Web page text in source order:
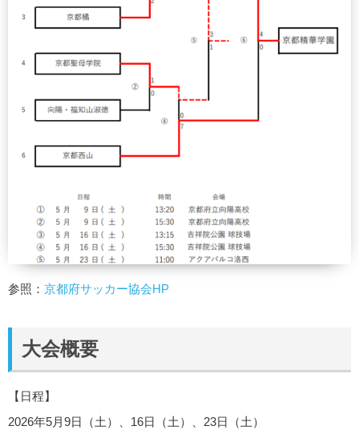
参照： 京都府サッカー協会HP
大会概要
【日程】
2026年5月9日（土）、16日（土）、23日（土）